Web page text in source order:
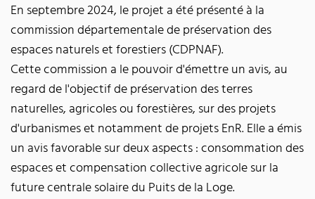
En septembre 2024, le projet a été présenté à la
commission départementale de préservation des
espaces naturels et forestiers (CDPNAF).
Cette commission a le pouvoir d'émettre un avis, au
regard de l'objectif de préservation des terres
naturelles, agricoles ou forestières, sur des projets
d'urbanismes et notamment de projets EnR. Elle a émis
un avis favorable sur deux aspects : consommation des
espaces et compensation collective agricole sur la
future centrale solaire du Puits de la Loge.